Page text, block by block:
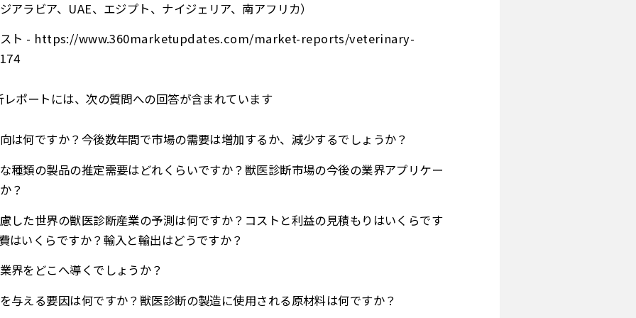
アラビア、UAE、エジプト、ナイジェリア、南アフリカ）
スト - https://www.360marketupdates.com/market-reports/veterinary-
ポートには、次の質問への回答が含まれています
は何ですか？今後数年間で市場の需要は増加するか、減少するでしょうか？
種類の製品の推定需要はどれくらいですか？獣医診断市場の今後の業界アプリケー
？
した世界の獣医診断産業の予測は何ですか？コストと利益の見積もりはいくらです
はいくらですか？輸入と輸出はどうですか？
界をどこへ導くでしょうか？
与える要因は何ですか？獣医診断の製造に使用される原材料は何ですか？